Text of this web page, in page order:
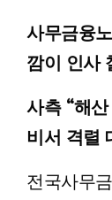
사무금융
깜이 인사
사측 “해
비서 격렬
전국사무